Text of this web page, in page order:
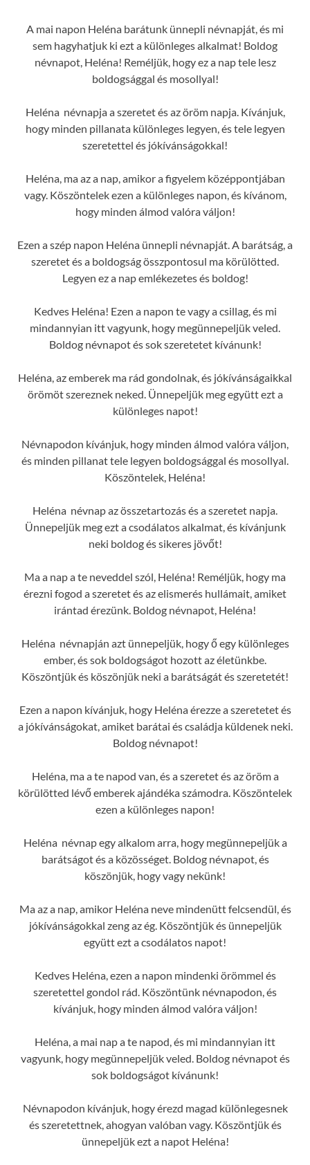
A mai napon Heléna barátunk ünnepli névnapját, és mi
sem hagyhatjuk ki ezt a különleges alkalmat! Boldog
névnapot, Heléna! Reméljük, hogy ez a nap tele lesz
boldogsággal és mosollyal!
Heléna névnapja a szeretet és az öröm napja. Kívánjuk,
hogy minden pillanata különleges legyen, és tele legyen
szeretettel és jókívánságokkal!
Heléna, ma az a nap, amikor a figyelem középpontjában
vagy. Köszöntelek ezen a különleges napon, és kívánom,
hogy minden álmod valóra váljon!
Ezen a szép napon Heléna ünnepli névnapját. A barátság, a
szeretet és a boldogság összpontosul ma körülötted.
Legyen ez a nap emlékezetes és boldog!
Kedves Heléna! Ezen a napon te vagy a csillag, és mi
mindannyian itt vagyunk, hogy megünnepeljük veled.
Boldog névnapot és sok szeretetet kívánunk!
Heléna, az emberek ma rád gondolnak, és jókívánságaikkal
örömöt szereznek neked. Ünnepeljük meg együtt ezt a
különleges napot!
Névnapodon kívánjuk, hogy minden álmod valóra váljon,
és minden pillanat tele legyen boldogsággal és mosollyal.
Köszöntelek, Heléna!
Heléna névnap az összetartozás és a szeretet napja.
Ünnepeljük meg ezt a csodálatos alkalmat, és kívánjunk
neki boldog és sikeres jövőt!
Ma a nap a te neveddel szól, Heléna! Reméljük, hogy ma
érezni fogod a szeretet és az elismerés hullámait, amiket
irántad érezünk. Boldog névnapot, Heléna!
Heléna névnapján azt ünnepeljük, hogy ő egy különleges
ember, és sok boldogságot hozott az életünkbe.
Köszöntjük és köszönjük neki a barátságát és szeretetét!
Ezen a napon kívánjuk, hogy Heléna érezze a szeretetet és
a jókívánságokat, amiket barátai és családja küldenek neki.
Boldog névnapot!
Heléna, ma a te napod van, és a szeretet és az öröm a
körülötted lévő emberek ajándéka számodra. Köszöntelek
ezen a különleges napon!
Heléna névnap egy alkalom arra, hogy megünnepeljük a
barátságot és a közösséget. Boldog névnapot, és
köszönjük, hogy vagy nekünk!
Ma az a nap, amikor Heléna neve mindenütt felcsendül, és
jókívánságokkal zeng az ég. Köszöntjük és ünnepeljük
együtt ezt a csodálatos napot!
Kedves Heléna, ezen a napon mindenki örömmel és
szeretettel gondol rád. Köszöntünk névnapodon, és
kívánjuk, hogy minden álmod valóra váljon!
Heléna, a mai nap a te napod, és mi mindannyian itt
vagyunk, hogy megünnepeljük veled. Boldog névnapot és
sok boldogságot kívánunk!
Névnapodon kívánjuk, hogy érezd magad különlegesnek
és szeretettnek, ahogyan valóban vagy. Köszöntjük és
ünnepeljük ezt a napot Heléna!